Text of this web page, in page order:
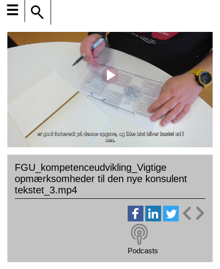
☰
FGU_kompetenceudvikling_Vigtige
opmærksomheder til den nye konsulent
tekstet_3.mp4
Podcasts